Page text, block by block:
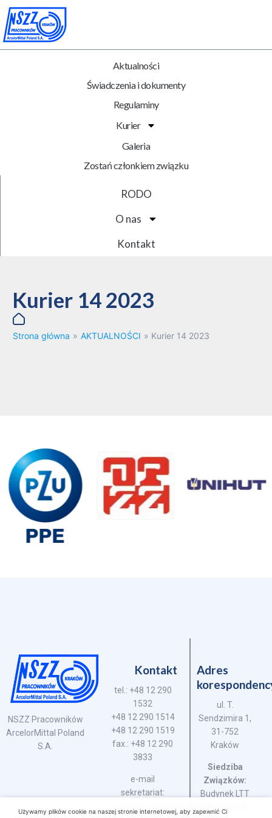
RODO
O nas
Kontakt
Aktualności
Świadczenia i dokumenty
Regulaminy
Kurier
Galeria
Zostań członkiem związku
Kurier 14 2023
Strona główna » AKTUALNOŚCI » Kurier 14 2023
NSZZ Pracowników
ArcelorMittal Poland
S.A.
Kontakt
tel.: +48 12 290
1532
+48 12 290 1514
+48 12 290 1519
fax.: +48 12 290
3833
e-mail
sekretariat:
Adres
ul. T.
Sendzimira 1,
31-752
Kraków
Siedziba
Związków:
Budynek LTT
(brama nr 2)
Używamy plików cookie na naszej stronie internetowej, aby zapewnić Ci